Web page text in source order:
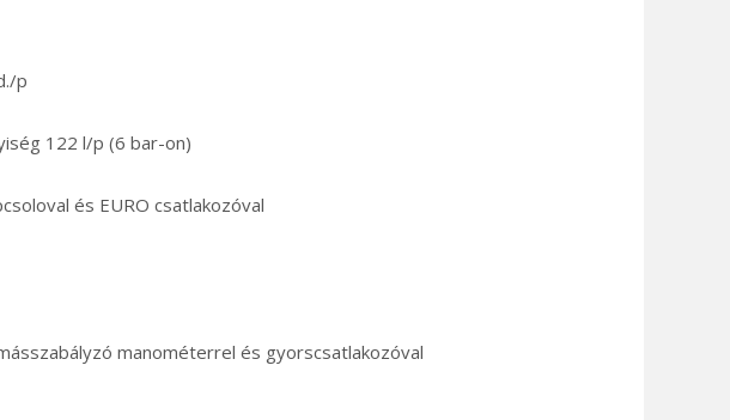
p
122 l/p (6 bar-on)
és EURO csatlakozóval
manométerrel és gyorscsatlakozóval